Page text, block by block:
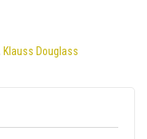
Klauss Douglass